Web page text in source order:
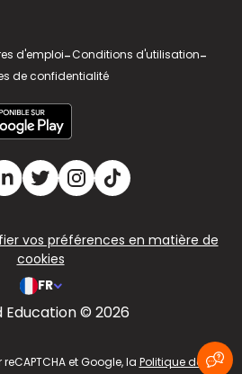
d'emploi-Conditions d'utilisation-
de confidentialité
vos préférences en matière de
cookies
FR
Education © 2026
et Google, la Politique de